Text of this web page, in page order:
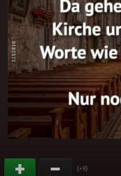
(+9)